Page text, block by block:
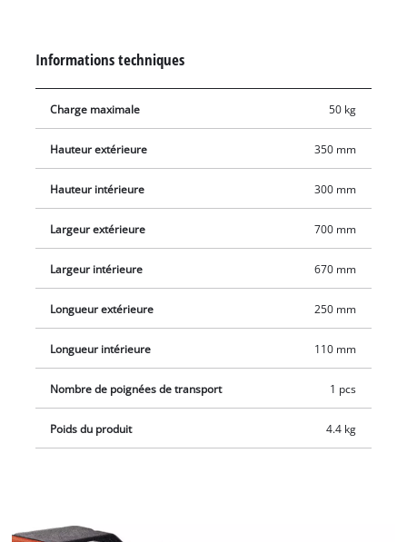
lors du stockage. La Einhell E-Box a une capacité de charge
maximale de 50 kg.
Informations techniques
Charge maximale 50 kg
Hauteur extérieure 350 mm
Hauteur intérieure 300 mm
Largeur extérieure 700 mm
Largeur intérieure 670 mm
Longueur extérieure 250 mm
Longueur intérieure 110 mm
Nombre de poignées de transport 1 pcs
Poids du produit 4.4 kg